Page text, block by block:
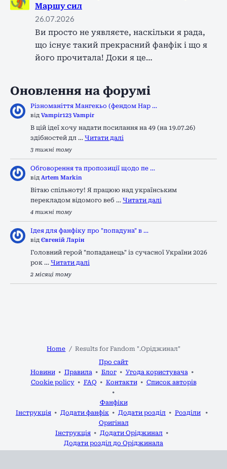
Маршу сил
26.07.2026
Ви просто не уявляєте, наскільки я рада,
що існує такий прекрасний фанфік і що я
його прочитала! Доки я це…
Оновлення на форумі
Різноманіття Мангекьо (фендом Нар …
від Vampir123 Vampir
В цій ідеї хочу надати посилання на 49 (на 19.07.26)
здібностей дл … Читати далі
3 тижні тому
Обговорення та пропозиції щодо пе …
від Artem Markin
Вітаю спільноту! Я працюю над українським
перекладом відомого веб … Читати далі
4 тижні тому
Ідея для фанфіку про "попадуна" в …
від Євгеній Ларін
Головний герой "попаданець" із сучасної України 2026
рок … Читати далі
2 місяці тому
Home
Results for Fandom ".Оріджинал"
Про сайт
Новини
Правила Блог
Угода користувача
Cookie policy
FAQ Контакти Список авторів
Фанфіки
Інструкція
Додати фанфік Додати розділ
Розділи
Оригінал
Інструкція
Додати Оріджинал
Додати розділ до Оріджинала